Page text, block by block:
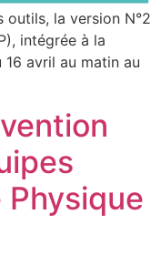
outils, la version N°2
intégrée à la
avril au matin au
Physique